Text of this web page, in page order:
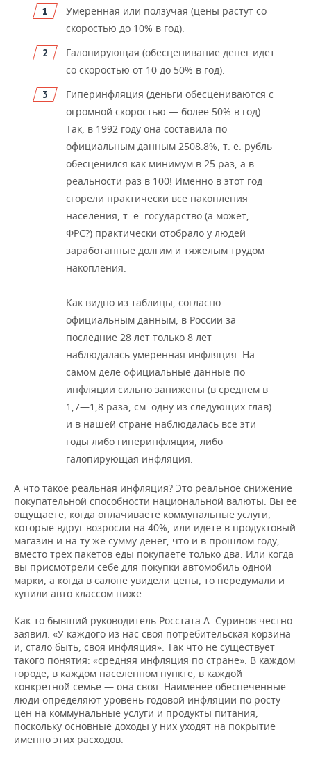
Умеренная или ползучая (цены растут со
скоростью до 10% в год).
Галопирующая (обесценивание денег идет
со скоростью от 10 до 50% в год).
Гиперинфляция (деньги обесцениваются с
огромной скоростью — более 50% в год).
Так, в 1992 году она составила по
официальным данным 2508.8%, т. е. рубль
обесценился как минимум в 25 раз, а в
реальности раз в 100! Именно в этот год
сгорели практически все накопления
населения, т. е. государство (а может,
ФРС?) практически отобрало у людей
заработанные долгим и тяжелым трудом
накопления.
Как видно из таблицы, согласно
официальным данным, в России за
последние 28 лет только 8 лет
наблюдалась умеренная инфляция. На
самом деле официальные данные по
инфляции сильно занижены (в среднем в
1,7—1,8 раза, см. одну из следующих глав)
и в нашей стране наблюдалась все эти
годы либо гиперинфляция, либо
галопирующая инфляция.
А что такое реальная инфляция? Это реальное снижение
покупательной способности национальной валюты. Вы ее
ощущаете, когда оплачиваете коммунальные услуги,
которые вдруг возросли на 40%, или идете в продуктовый
магазин и на ту же сумму денег, что и в прошлом году,
вместо трех пакетов еды покупаете только два. Или когда
вы присмотрели себе для покупки автомобиль одной
марки, а когда в салоне увидели цены, то передумали и
купили авто классом ниже.
Как-то бывший руководитель Росстата А. Суринов честно
заявил: «У каждого из нас своя потребительская корзина
и, стало быть, своя инфляция». Так что не существует
такого понятия: «средняя инфляция по стране». В каждом
городе, в каждом населенном пункте, в каждой
конкретной семье — она своя. Наименее обеспеченные
люди определяют уровень годовой инфляции по росту
цен на коммунальные услуги и продукты питания,
поскольку основные доходы у них уходят на покрытие
именно этих расходов.